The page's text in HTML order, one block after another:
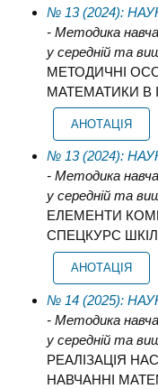
№ 13 (2024):
- Методика
у середній та
МЕТОДИЧНІ
МАТЕМАТИКИ В
АНОТАЦІЯ
№ 13 (2024):
- Методика
у середній та
ЕЛЕМЕНТИ
СПЕЦКУРС
АНОТАЦІЯ
№ 14 (2025):
- Методика
у середній та
РЕАЛІЗАЦІЯ
НАВЧАННІ